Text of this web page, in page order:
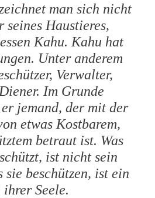
man sich nicht
seines Haustieres,
Kahu. Kahu hat
Unter anderem
Verwalter,
Im Grunde
jemand, der mit der
etwas Kostbarem,
betraut ist. Was
ist nicht sein
sie beschützen, ist ein
ihrer Seele.